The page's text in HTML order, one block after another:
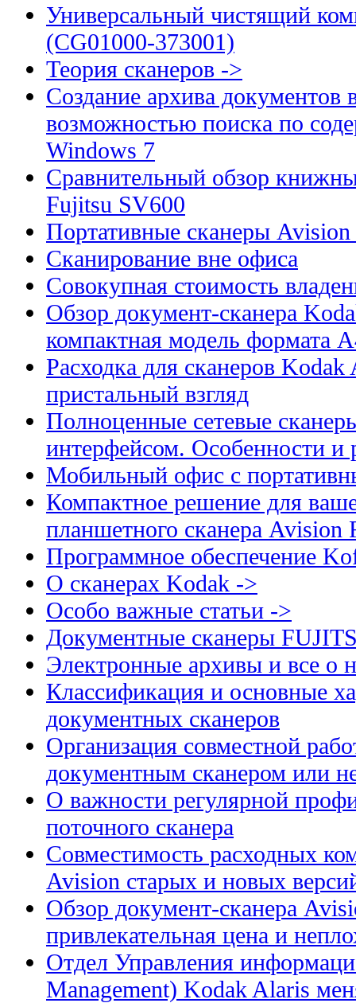
Универсальный чистящий
(CG01000-373001)
Теория сканеров ->
Создание архива документов
возможностью поиска по
Windows 7
Сравнительный обзор
Fujitsu SV600
Портативные сканеры Avision
Сканирование вне офиса
Совокупная стоимость
Обзор документ-сканера
компактная модель формата
Расходка для сканеров
пристальный взгляд
Полноценные сетевые
интерфейсом. Особенности и
Мобильный офис с
Компактное решение для
планшетного сканера Avision
Программное обеспечение
О сканерах Kodak ->
Особо важные статьи ->
Документные сканеры
Электронные архивы и все о
Классификация и основные
документных сканеров
Организация совместной
документным сканером или
О важности регулярной
поточного сканера
Совместимость расходных
Avision старых и новых
Обзор документ-сканера
привлекательная цена и
Отдел Управления
Management) Kodak Alaris